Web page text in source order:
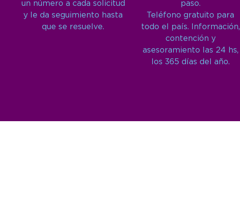
un número a cada solicitud
y le da seguimiento hasta
que se resuelve.
paso.
Teléfono gratuito para
todo el país. Información,
contención y
asesoramiento las 24 hs,
los 365 días del año.